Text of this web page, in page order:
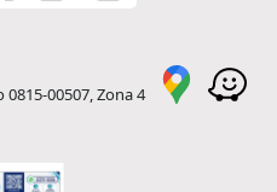
00507, Zona 4